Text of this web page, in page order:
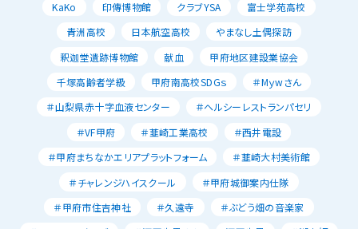
KaKo
印傳博物館 クラブYSA
富士学苑高校
青洲高校
日本航空高校
やまなし土偶探訪
釈迦堂遺跡博物館
献血
甲府地区建設業協会
千塚高齢者学級
甲府南高校SDGｓ
＃Mｙwさん
＃山梨県赤十字血液センター
＃ヘルシーレストランパセリ
＃VF甲府
＃韮崎工業高校
＃西井電設
＃甲府まちなかエリアプラットフォーム
＃韮崎大村美術館
＃チャレンジハイスクール
＃甲府城御案内仕隊
＃甲府市住吉神社
＃久遠寺
＃ぶどう畑の音楽家